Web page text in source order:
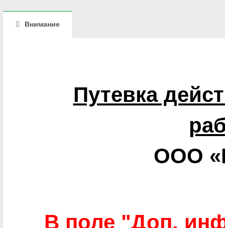
Внимание
Путевка
ООО
В поле "Доп.